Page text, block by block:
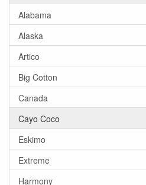
Alabama
Alaska
Artico
Big Cotton
Canada
Cayo Coco
Eskimo
Extreme
Harmony